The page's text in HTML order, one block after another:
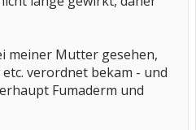
meiner Mutter gesehen,
verordnet bekam - und
Fumaderm und